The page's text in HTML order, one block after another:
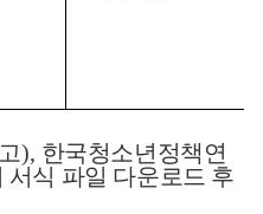
), 한국청소년정책연
서식 파일 다운로드 후